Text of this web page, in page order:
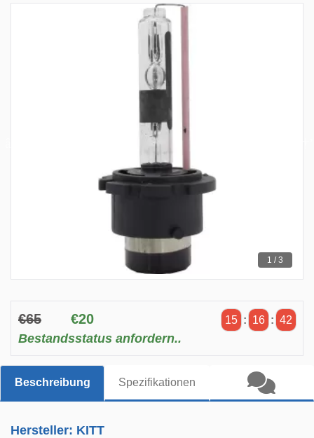
1 / 3
€65 €20 15 : 16 : 42
Bestandsstatus anfordern..
Beschreibung Spezifikationen
Hersteller: KITT